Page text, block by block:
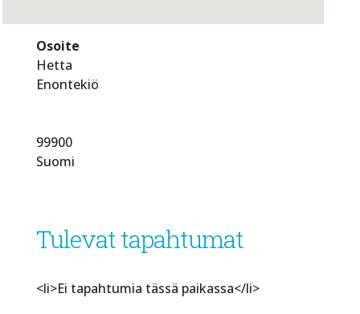
Osoite
Hetta
Enontekiö
99900
Suomi
Tulevat tapahtumat
<li>Ei tapahtumia tässä paikassa</li>